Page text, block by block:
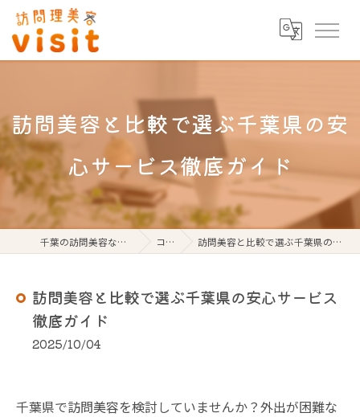
訪問美容と比較で選ぶ千葉県の安
心サービス徹底ガイド
千葉の訪問美容なら訪問理美容visit コラム 訪問美容と比較で選ぶ千葉県の安心サービス徹底ガイド
訪問美容と比較で選ぶ千葉県の安心サービス
徹底ガイド
2025/10/04
千葉県で訪問美容を検討していませんか？外出が困難な